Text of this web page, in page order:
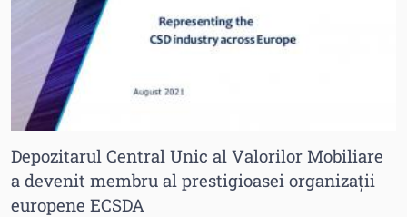
Depozitarul Central Unic al Valorilor Mobiliare
a devenit membru al prestigioasei organizații
europene ECSDA